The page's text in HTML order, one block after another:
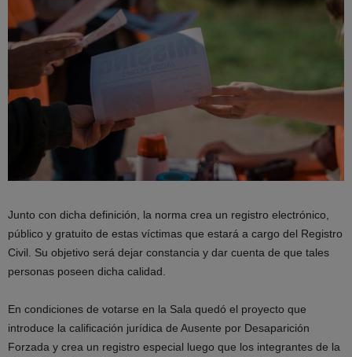
Junto con dicha definición, la norma crea un registro electrónico,
público y gratuito de estas víctimas que estará a cargo del Registro
Civil. Su objetivo será dejar constancia y dar cuenta de que tales
personas poseen dicha calidad.
En condiciones de votarse en la Sala quedó el proyecto que
introduce la calificación jurídica de Ausente por Desaparición
Forzada y crea un registro especial luego que los integrantes de la